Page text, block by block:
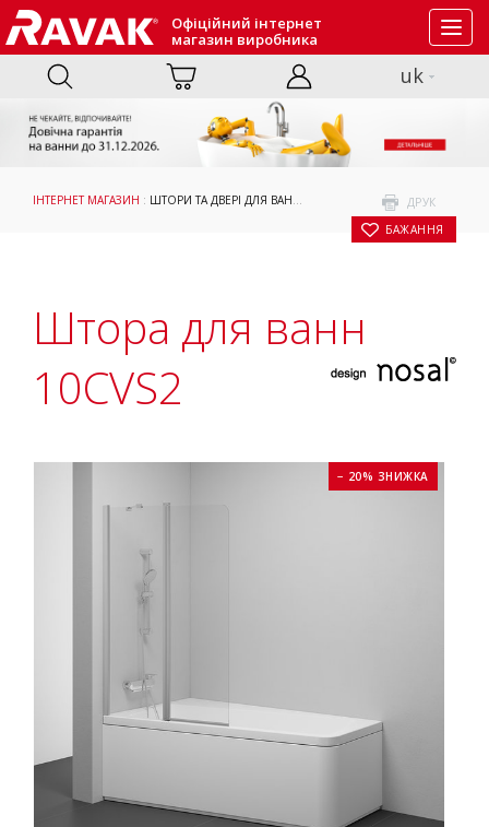
Офіційний інтернет
магазин виробника
uk
ДРУК
БАЖАННЯ
ІНТЕРНЕТ МАГАЗИН : ШТОРИ ТА ДВЕРІ ДЛЯ ВАНН ПРИЙМАННЯ ВАННИ: ШТОРА
Штора для ванн
10CVS2
− 20% ЗНИЖКА